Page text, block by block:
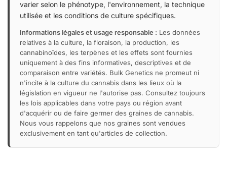
varier selon le phénotype, l'environnement, la technique
utilisée et les conditions de culture spécifiques.
Informations légales et usage responsable : Les données
relatives à la culture, la floraison, la production, les
cannabinoïdes, les terpènes et les effets sont fournies
uniquement à des fins informatives, descriptives et de
comparaison entre variétés. Bulk Genetics ne promeut ni
n'incite à la culture du cannabis dans les lieux où la
législation en vigueur ne l'autorise pas. Consultez toujours
les lois applicables dans votre pays ou région avant
d'acquérir ou de faire germer des graines de cannabis.
Nous vous rappelons que nos graines sont vendues
exclusivement en tant qu'articles de collection.